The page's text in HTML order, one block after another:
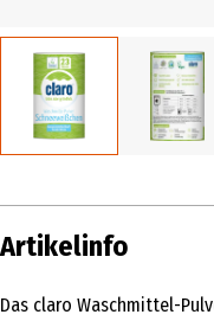
Artikelinfo
Das claro Waschmittel-